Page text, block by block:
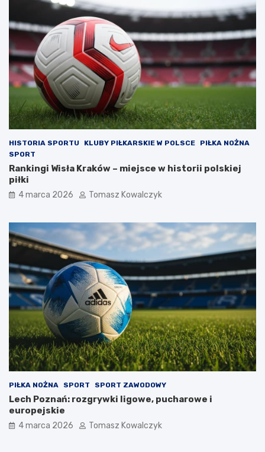
HISTORIA SPORTU KLUBY PIŁKARSKIE W POLSCE
PIŁKA NOŻNA
SPORT
Rankingi Wisła Kraków – miejsce w historii polskiej
piłki
4 marca 2026 Tomasz Kowalczyk
PIŁKA NOŻNA SPORT SPORT ZAWODOWY
Lech Poznań: rozgrywki ligowe, pucharowe i
europejskie
4 marca 2026 Tomasz Kowalczyk